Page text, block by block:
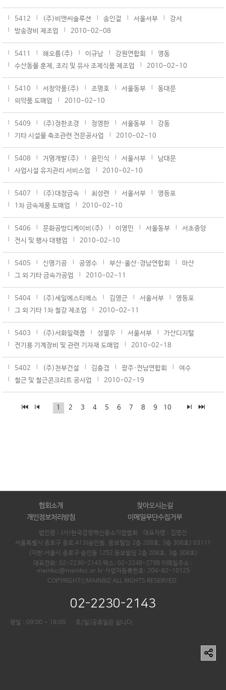
5412 (주)비앤씨솔루션 송인걸 서울서부
강서
방송장비 제조업
2010-02-08
5411 해오름(주) 이규남 강원연합회
영동
수산동물 훈제, 조리 및 유사 조제식품 제조업
2010-02-10
5410 서창약품(주) 조명호 서울동부
동대문
의약품 도매업
2010-02-10
5409 (주)정한조경 정영한 서울동부
강동
기타 시설물 축조관련 전문공사업
2010-02-10
5408 거명개발(주) 윤민식 서울서부
남대문
사업시설 유지관리 서비스업
2010-02-10
5407 (주)대청금속 최성련 서울서부
영등포
1차 금속제품 도매업
2010-02-10
5406 문화공방디케이비(주) 이영민 서울동부
서초중앙
전시 및 행사 대행업
2010-02-10
5405 신명기공 공영수 부산·울산·경남연합회
마산
그 외 기타 금속가공업
2010-02-11
5404 (주)세일에스티에스 김영근 서울서부
영등포
그 외 기타 1차 철강 제조업
2010-02-11
5403 (주)서화일렉콤 성열우 서울서부
가산디지털
전기용 기계장비 및 관련 기자재 도매업
2010-02-18
5402 (주)천부건설 김충겸 광주·전남연합회
여수
철근 및 철근콘크리트 공사업
2010-02-19
1 2 3 4 5 6 7 8 9 10
협회소개
찾아오시는길
개인정보처리방침
이메일무단수집거부
법인명 : (사)한국경영혁신중소기업협회 대표자명 : 김명진
서울특별시 종로구 종로 413(숭인동, 동보빌딩 2층 208호, 3층 308호) 03111
(지번:서울시 종로구 숭인동 1252 동보빌딩 2층 208호, 3층 308호)
대표전화: 02-2230-2143 팩스: 02-2248-2798 이메일주소 :
mainbiz@mainbiz.or.kr 사업자등록번호: 204-82-10125
COPYRIGHTⓒMAINBIZ ALL RIGHTS RESERVED.
02-2230-2143
평일 : 09:00 ~ 18:00 토/일/공휴일은 쉽니다.